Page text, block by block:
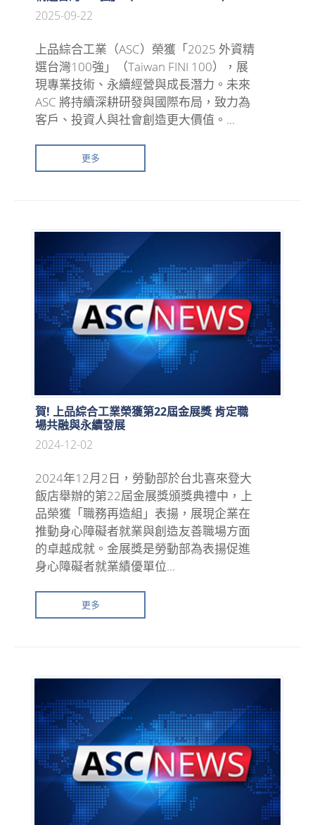
2025-09-22
上品綜合工業（ASC）榮獲「2025 外資精
選台灣100強」（Taiwan FINI 100），展
現專業技術、永續經營與成長潛力。未來
ASC 將持續深耕研發與國際布局，致力為
客戶、投資人與社會創造更大價值。...
更多
賀! 上品綜合工業榮獲第22屆金展獎 肯定職
場共融與永續發展
2024-12-02
2024年12月2日，勞動部於台北喜來登大
飯店舉辦的第22屆金展獎頒獎典禮中，上
品榮獲「職務再造組」表揚，展現企業在
推動身心障礙者就業與創造友善職場方面
的卓越成就。金展獎是勞動部為表揚促進
身心障礙者就業績優單位...
更多